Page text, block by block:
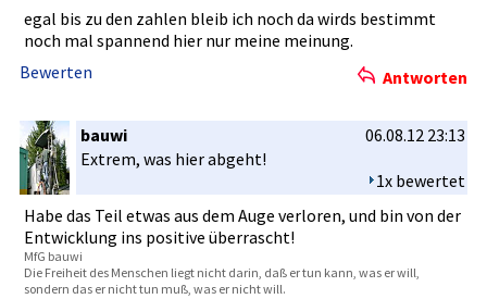
egal bis zu den zahlen bleib ich noch da wirds bestimmt
noch mal spannend hier nur meine meinung.
Bewerten
Antworten
bauwi 06.08.12 23:13
1x bewertet
Extrem, was hier abgeht!
Habe das Teil etwas aus dem Auge verloren, und bin von der
Entwicklun­g ins positive überrascht­!
MfG bauwi
Die Freiheit des Menschen liegt nicht darin, daß er tun kann, was er will,
sondern das er nicht tun muß, was er nicht will.